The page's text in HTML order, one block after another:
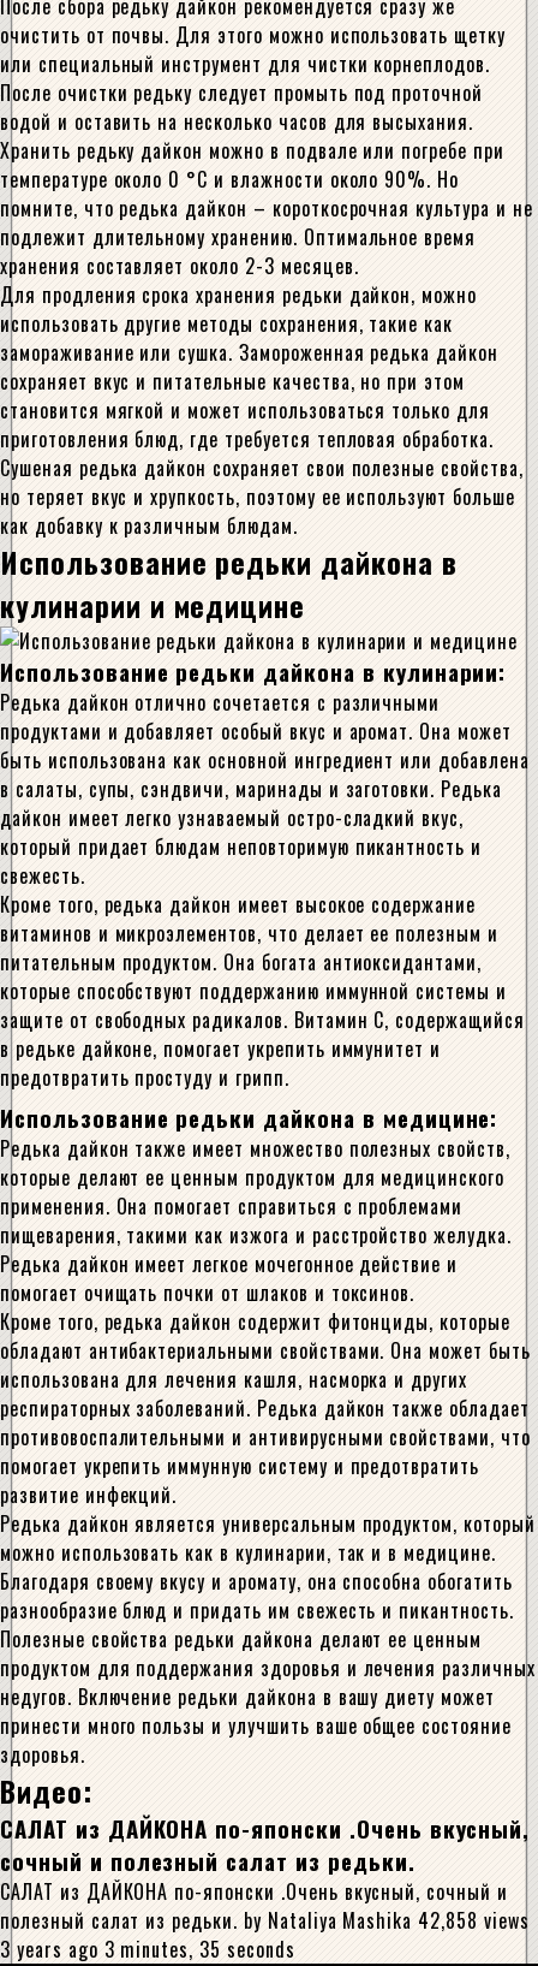
После сбора редьку дайкон рекомендуется сразу же
очистить от почвы. Для этого можно использовать щетку
или специальный инструмент для чистки корнеплодов.
После очистки редьку следует промыть под проточной
водой и оставить на несколько часов для высыхания.
Хранить редьку дайкон можно в подвале или погребе при
температуре около 0 °C и влажности около 90%. Но
помните, что редька дайкон – короткосрочная культура и не
подлежит длительному хранению. Оптимальное время
хранения составляет около 2-3 месяцев.
Для продления срока хранения редьки дайкон, можно
использовать другие методы сохранения, такие как
замораживание или сушка. Замороженная редька дайкон
сохраняет вкус и питательные качества, но при этом
становится мягкой и может использоваться только для
приготовления блюд, где требуется тепловая обработка.
Сушеная редька дайкон сохраняет свои полезные свойства,
но теряет вкус и хрупкость, поэтому ее используют больше
как добавку к различным блюдам.
Использование редьки дайкона в
кулинарии и медицине
Использование редьки дайкона в кулинарии:
Редька дайкон отлично сочетается с различными
продуктами и добавляет особый вкус и аромат. Она может
быть использована как основной ингредиент или добавлена
в салаты, супы, сэндвичи, маринады и заготовки. Редька
дайкон имеет легко узнаваемый остро-сладкий вкус,
который придает блюдам неповторимую пикантность и
свежесть.
Кроме того, редька дайкон имеет высокое содержание
витаминов и микроэлементов, что делает ее полезным и
питательным продуктом. Она богата антиоксидантами,
которые способствуют поддержанию иммунной системы и
защите от свободных радикалов. Витамин С, содержащийся
в редьке дайконе, помогает укрепить иммунитет и
предотвратить простуду и грипп.
Использование редьки дайкона в медицине:
Редька дайкон также имеет множество полезных свойств,
которые делают ее ценным продуктом для медицинского
применения. Она помогает справиться с проблемами
пищеварения, такими как изжога и расстройство желудка.
Редька дайкон имеет легкое мочегонное действие и
помогает очищать почки от шлаков и токсинов.
Кроме того, редька дайкон содержит фитонциды, которые
обладают антибактериальными свойствами. Она может быть
использована для лечения кашля, насморка и других
респираторных заболеваний. Редька дайкон также обладает
противовоспалительными и антивирусными свойствами, что
помогает укрепить иммунную систему и предотвратить
развитие инфекций.
Редька дайкон является универсальным продуктом, который
можно использовать как в кулинарии, так и в медицине.
Благодаря своему вкусу и аромату, она способна обогатить
разнообразие блюд и придать им свежесть и пикантность.
Полезные свойства редьки дайкона делают ее ценным
продуктом для поддержания здоровья и лечения различных
недугов. Включение редьки дайкона в вашу диету может
принести много пользы и улучшить ваше общее состояние
здоровья.
Видео:
САЛАТ из ДАЙКОНА по-японски .Очень вкусный,
сочный и полезный салат из редьки.
САЛАТ из ДАЙКОНА по-японски .Очень вкусный, сочный и
полезный салат из редьки. by Nataliya Mashika 42,858 views
3 years ago 3 minutes, 35 seconds